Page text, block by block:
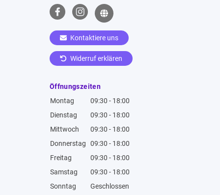
Kontaktiere uns
Widerruf erklären
Öffnungszeiten
Montag
09:30 - 18:00
Dienstag
09:30 - 18:00
Mittwoch
09:30 - 18:00
Donnerstag
09:30 - 18:00
Freitag
09:30 - 18:00
Samstag
09:30 - 18:00
Sonntag
Geschlossen